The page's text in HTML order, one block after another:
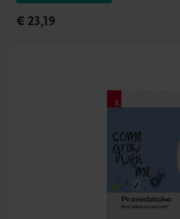
€ 23,19